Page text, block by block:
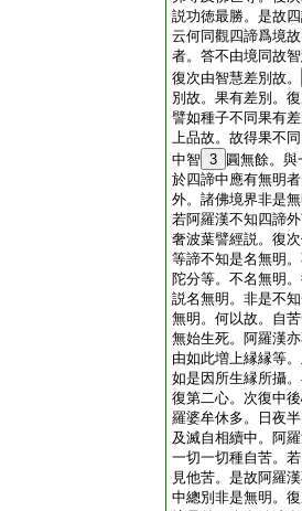
説功徳最勝。是故
云何同觀四諦爲境
者。答不由境同故
復次由智慧差別故。
別故。果有差別。
譬如種子不同果有
上品故。故得果不
中智 3
圓無餘。
於四諦中應有無明
外。諸佛境界非是
若阿羅漢不知四諦
奢波葉譬經説。復
等諦不知是名無明
陀分等。不名無明
説名無明。非是不
無明。何以故。自
無始生死。阿羅漢
由如此増上縁縁等
如是因所生縁所攝
復第二心。次復中
羅婆牟休多。日夜
及滅自相續中。阿
一切一切種自苦。
見他苦。是故阿羅
中總別非是無明。